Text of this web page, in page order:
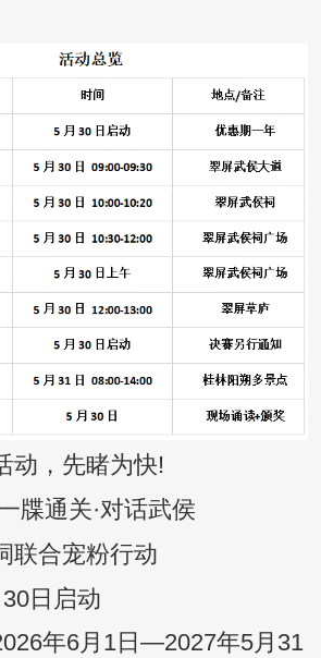
，先睹为快!
通关·对话武侯
合宠粉行动
日启动
年6月1日—2027年5月31